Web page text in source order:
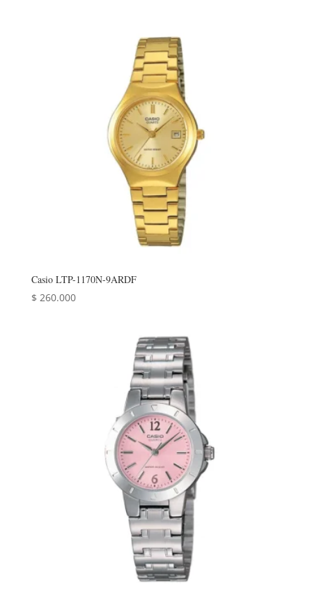
Casio LTP-1170N-9ARDF
$ 260.000